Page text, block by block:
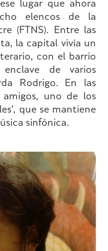
lugar que ahora
elencos de la
(FTNS). Entre las
la capital vivía un
con el barrio
de varios
Rodrigo. En las
amigos, uno de los
que se mantiene
sinfónica.